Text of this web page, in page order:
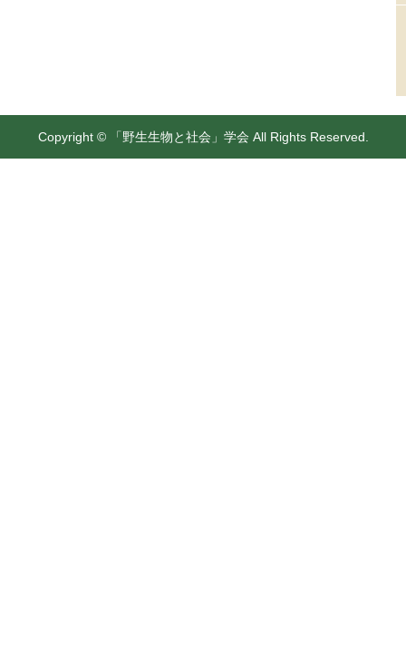
Copyright © 「野生生物と社会」学会 All Rights Reserved.